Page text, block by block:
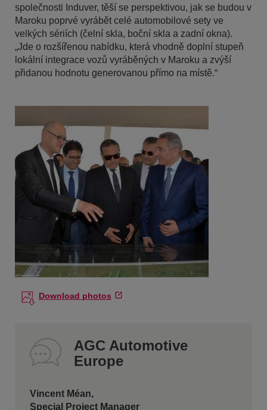
společnosti Induver, těší se perspektivou, jak se budou v
Maroku poprvé vyrábět celé automobilové sety ve
velkých sériích (čelní skla, boční skla a zadní okna).
„Jde o rozšířenou nabídku, která vhodně doplní stupeň
lokální integrace vozů vyráběných v Maroku a zvýší
přidanou hodnotu generovanou přímo na místě.“
Download photos
AGC Automotive
Europe
Vincent Méan,
Special Project Manager